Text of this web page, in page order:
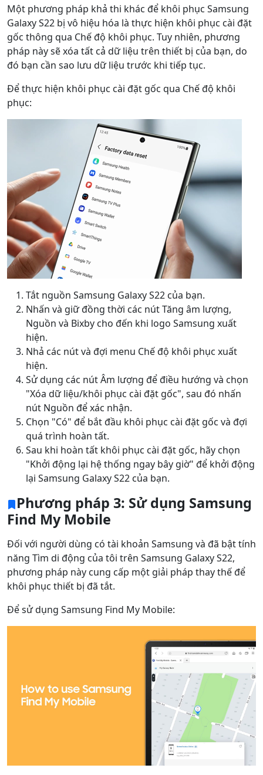
Một phương pháp khả thi khác để khôi phục Samsung
Galaxy S22 bị vô hiệu hóa là thực hiện khôi phục cài đặt
gốc thông qua Chế độ khôi phục. Tuy nhiên, phương
pháp này sẽ xóa tất cả dữ liệu trên thiết bị của bạn, do
đó bạn cần sao lưu dữ liệu trước khi tiếp tục.
Để thực hiện khôi phục cài đặt gốc qua Chế độ khôi
phục:
Tắt nguồn Samsung Galaxy S22 của bạn.
Nhấn và giữ đồng thời các nút Tăng âm lượng,
Nguồn và Bixby cho đến khi logo Samsung xuất
hiện.
Nhả các nút và đợi menu Chế độ khôi phục xuất
hiện.
Sử dụng các nút Âm lượng để điều hướng và chọn
"Xóa dữ liệu/khôi phục cài đặt gốc", sau đó nhấn
nút Nguồn để xác nhận.
Chọn "Có" để bắt đầu khôi phục cài đặt gốc và đợi
quá trình hoàn tất.
Sau khi hoàn tất khôi phục cài đặt gốc, hãy chọn
"Khởi động lại hệ thống ngay bây giờ" để khởi động
lại Samsung Galaxy S22 của bạn.
Phương pháp 3: Sử dụng Samsung
Find My Mobile
Đối với người dùng có tài khoản Samsung và đã bật tính
năng Tìm di động của tôi trên Samsung Galaxy S22,
phương pháp này cung cấp một giải pháp thay thế để
khôi phục thiết bị đã tắt.
Để sử dụng Samsung Find My Mobile: